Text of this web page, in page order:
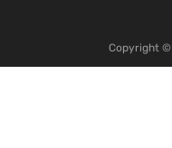
Copyright ©